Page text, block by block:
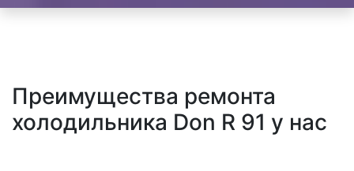
Преимущества ремонта
холодильника Don R 91 у нас